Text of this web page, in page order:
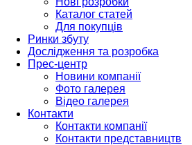
Каталог статей
Для покупців
Ринки збуту
Дослідження та розробка
Прес-центр
Новини компанії
Фото галерея
Відео галерея
Контакти
Контакти компанії
Контакти представництв